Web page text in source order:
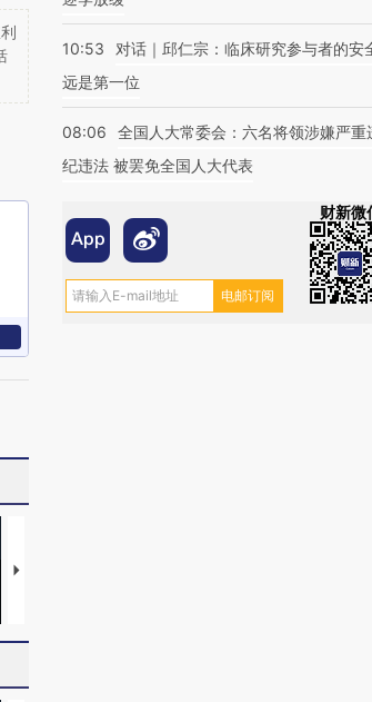
视线｜“入侵”还是“人道危
10:53
对话｜邱仁宗：临床研究参与者的安
远是第一位
08:06
全国人大常委会：六名将领涉嫌严重
纪违法 被罢免全国人大代表
财新微